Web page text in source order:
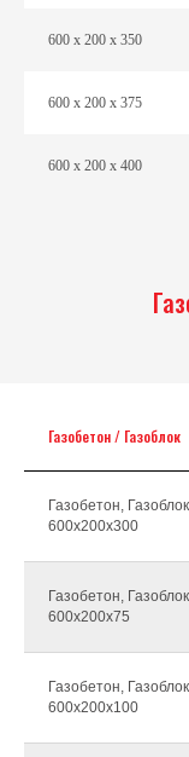
600 х 200 х 350
600 х 200 х 375
600 х 200 х 400
Газобетон / Газоблок
Газобетон,
600х200х300
Газобетон,
600х200х75
Газобетон,
600х200х100